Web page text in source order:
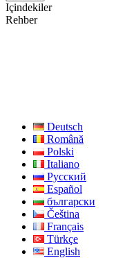
Içindekiler
Rehber
Deutsch
Română
Polski
Italiano
Русский
Español
български
Čeština
Français
Türkçe
English